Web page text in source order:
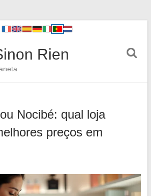
Rien
Nocibé: qual loja
preços em